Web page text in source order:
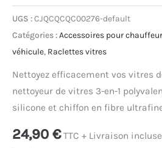
UGS :CJQCQCQC00276-default
Catégories :Accessoires pour
véhicule, Raclettes vitres
Nettoyez efficacement vos vitres
nettoyeur de vitres 3-en-1
silicone et chiffon en fibre
24,90 € TTC + Livraison incluse